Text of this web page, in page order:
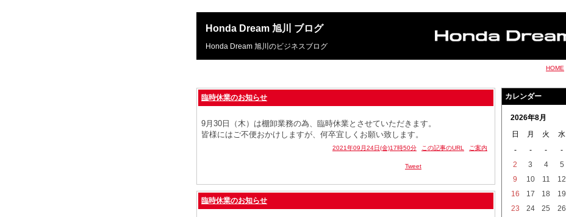
Honda Dream 旭川 ブログ
Honda Dream 旭川のビジネスブログ
HOME
臨時休業のお知らせ
9月30日（木）は棚卸業務の為、臨時休業とさせていただきます。
皆様にはご不便おかけしますが、何卒宜しくお願い致します。
2021年09月24日(金)17時50分 この記事のURL ご案内
Tweet
臨時休業のお知らせ
カレンダー
2026年8月
日
月 火 水
-
- - -
2
3 4 5
9
10 11 12
16
17 18 19
23
24 25 26